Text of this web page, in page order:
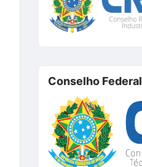
Conselho Federal